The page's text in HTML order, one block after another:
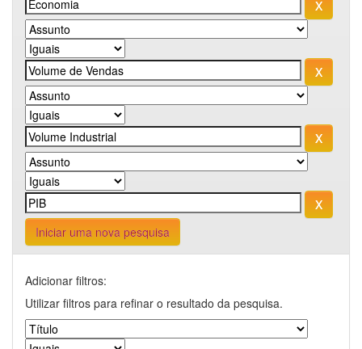
Iniciar uma nova pesquisa
Adicionar filtros:
Utilizar filtros para refinar o resultado da pesquisa.